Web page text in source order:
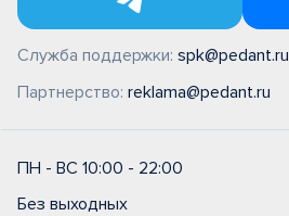
Служба поддержки: spk@pedant.ru
Партнерство: reklama@pedant.ru
ПН - ВС 10:00 - 22:00
Без выходных